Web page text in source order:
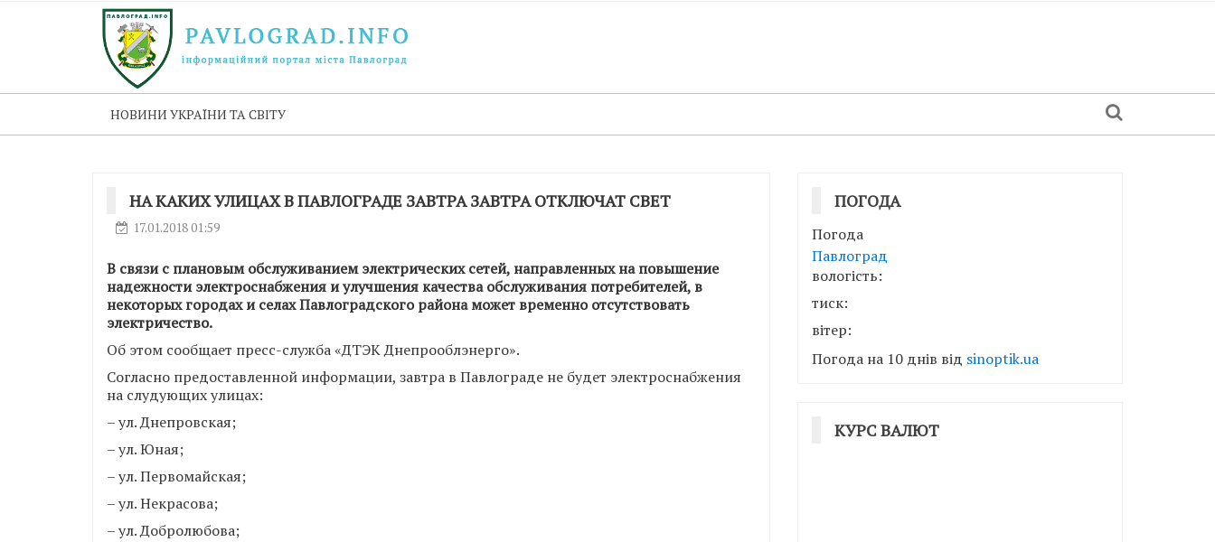
НОВИНИ УКРАЇНИ ТА СВІТУ
НА КАКИХ УЛИЦАХ В ПАВЛОГРАДЕ ЗАВТРА ЗАВТРА ОТКЛЮЧАТ СВЕТ
17.01.2018 01:59
В связи с плановым обслуживанием электрических сетей, направленных на повышение
надежности электроснабжения и улучшения качества обслуживания потребителей, в
некоторых городах и селах Павлоградского района может временно отсутствовать
электричество.
Об этом сообщает пресс-служба «ДТЭК Днепрооблэнерго».
Согласно предоставленной информации, завтра в Павлограде не будет электроснабжения
на слудующих улицах:
– ул. Днепровская;
– ул. Юная;
– ул. Первомайская;
– ул. Некрасова;
– ул. Добролюбова;
ПОГОДА
Погода
Павлоград
вологість:
тиск:
вітер:
Погода на 10 днів від sinoptik.ua
КУРС ВАЛЮТ